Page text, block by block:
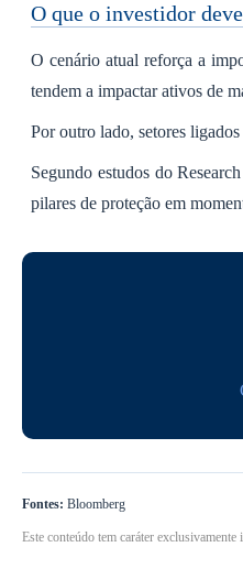
O que o investidor
O cenário atual reforça a
tendem a impactar ativos de
Por outro lado, setores
Segundo estudos do
pilares de proteção em
Fontes: Bloomberg
Este conteúdo tem caráter